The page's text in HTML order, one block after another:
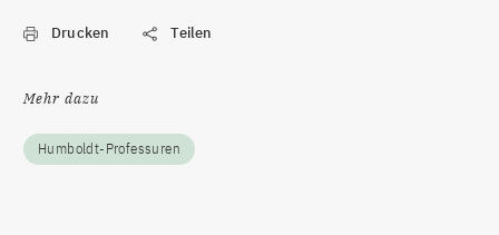
Drucken Teilen
Mehr dazu
Humboldt-Professuren